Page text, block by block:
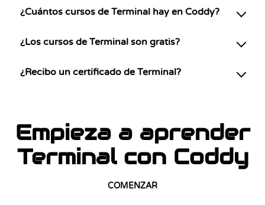
¿Cuántos cursos de Terminal hay en Coddy?
¿Los cursos de Terminal son gratis?
¿Recibo un certificado de Terminal?
Empieza a aprender
Terminal con Coddy
COMENZAR